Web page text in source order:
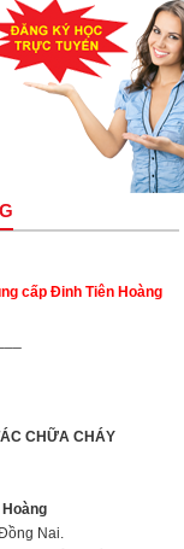
cấp Đinh Tiên Hoàng
CHỮA CHÁY
Nai.